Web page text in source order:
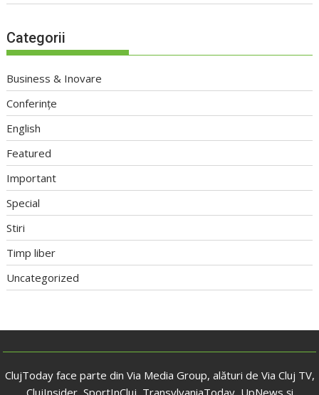
Categorii
Business & Inovare
Conferințe
English
Featured
Important
Special
Stiri
Timp liber
Uncategorized
ClujToday face parte din Via Media Group, alături de Via Cluj TV,